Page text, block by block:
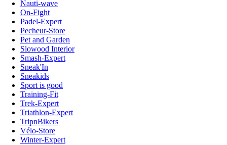
Nauti-wave
On-Fight
Padel-Expert
Pecheur-Store
Pet and Garden
Slowood Interior
Smash-Expert
Sneak'In
Sneakids
Sport is good
Training-Fit
Trek-Expert
Triathlon-Expert
TripnBikers
Vélo-Store
Winter-Expert